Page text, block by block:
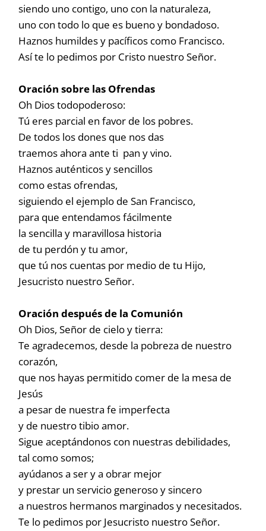
siendo uno contigo, uno con la naturaleza,
uno con todo lo que es bueno y bondadoso.
Haznos humildes y pacíficos como Francisco.
Así te lo pedimos por Cristo nuestro Señor.
Oración sobre las Ofrendas
Oh Dios todopoderoso:
Tú eres parcial en favor de los pobres.
De todos los dones que nos das
traemos ahora ante ti pan y vino.
Haznos auténticos y sencillos
como estas ofrendas,
siguiendo el ejemplo de San Francisco,
para que entendamos fácilmente
la sencilla y maravillosa historia
de tu perdón y tu amor,
que tú nos cuentas por medio de tu Hijo,
Jesucristo nuestro Señor.
Oración después de la Comunión
Oh Dios, Señor de cielo y tierra:
Te agradecemos, desde la pobreza de nuestro
corazón,
que nos hayas permitido comer de la mesa de
Jesús
a pesar de nuestra fe imperfecta
y de nuestro tibio amor.
Sigue aceptándonos con nuestras debilidades,
tal como somos;
ayúdanos a ser y a obrar mejor
y prestar un servicio generoso y sincero
a nuestros hermanos marginados y necesitados.
Te lo pedimos por Jesucristo nuestro Señor.